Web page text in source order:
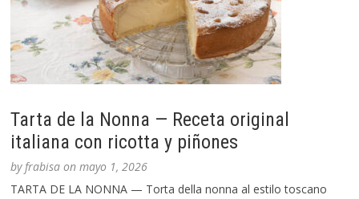
Tarta de la Nonna — Receta original
italiana con ricotta y piñones
byfrabisa onmayo 1, 2026
TARTA DE LA NONNA — Torta della nonna al estilo toscano